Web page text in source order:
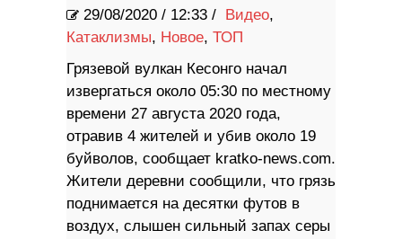
29/08/2020 / 12:33 / Видео,
Катаклизмы, Новое, ТОП
Грязевой вулкан Кесонго начал
извергаться около 05:30 по местному
времени 27 августа 2020 года,
отравив 4 жителей и убив около 19
буйволов, сообщает kratko-news.com.
Жители деревни сообщили, что грязь
поднимается на десятки футов в
воздух, слышен сильный запах серы